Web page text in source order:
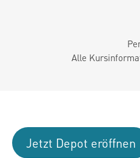
Alle
Jetzt Depot eröffnen